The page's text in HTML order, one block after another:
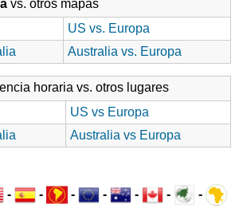
vs. otros mapas
US vs. Europa
Australia vs. Europa
horaria vs. otros lugares
US vs Europa
Australia vs Europa
- - - - - - -